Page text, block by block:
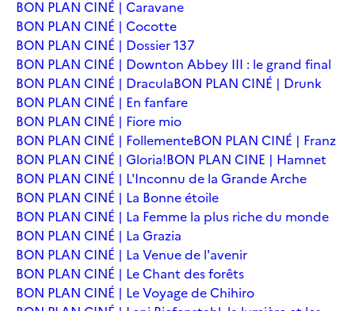
BON PLAN CINÉ | Caravane
BON PLAN CINÉ | Cocotte
BON PLAN CINÉ | Dossier 137
BON PLAN CINÉ | Downton Abbey III : le grand final
BON PLAN CINÉ | DraculaBON PLAN CINÉ | Drunk
BON PLAN CINÉ | En fanfare
BON PLAN CINÉ | Fiore mio
BON PLAN CINÉ | FollementeBON PLAN CINÉ | Franz
BON PLAN CINÉ | Gloria!BON PLAN CINE | Hamnet
BON PLAN CINÉ | L'Inconnu de la Grande Arche
BON PLAN CINÉ | La Bonne étoile
BON PLAN CINÉ | La Femme la plus riche du monde
BON PLAN CINÉ | La Grazia
BON PLAN CINÉ | La Venue de l'avenir
BON PLAN CINÉ | Le Chant des forêts
BON PLAN CINÉ | Le Voyage de Chihiro